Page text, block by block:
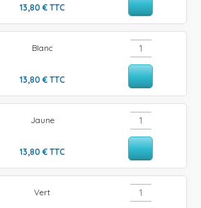
13,80 € TTC
Blanc
13,80 € TTC
Jaune
13,80 € TTC
Vert